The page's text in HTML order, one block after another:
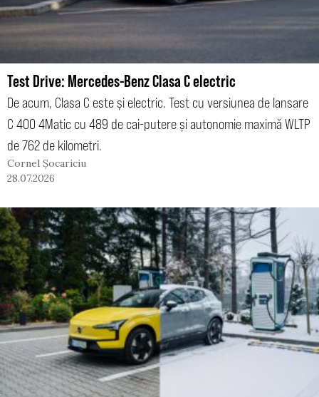
Test Drive: Mercedes-Benz Clasa C electric
De acum, Clasa C este și electric. Test cu versiunea de lansare
C 400 4Matic cu 489 de cai-putere și autonomie maximă WLTP
de 762 de kilometri.
Cornel Șocariciu
28.07.2026